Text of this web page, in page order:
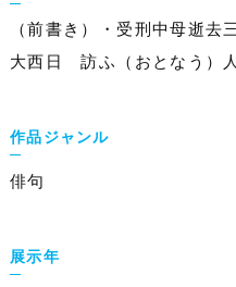
（前書き）・受刑中母逝去
大西日 訪ふ（おとなう）
作品ジャンル
俳句
展示年